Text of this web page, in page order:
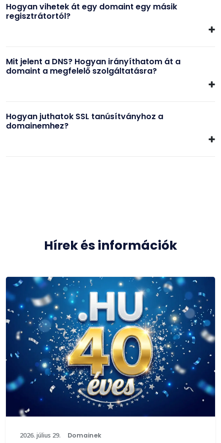
Hogyan vihetek át egy domaint egy másik
regisztrátortól?
Mit jelent a DNS? Hogyan irányíthatom át a
domaint a megfelelő szolgáltatásra?
Hogyan juthatok SSL tanúsítványhoz a
domainemhez?
Hírek és információk
2026. július 29. Domainek